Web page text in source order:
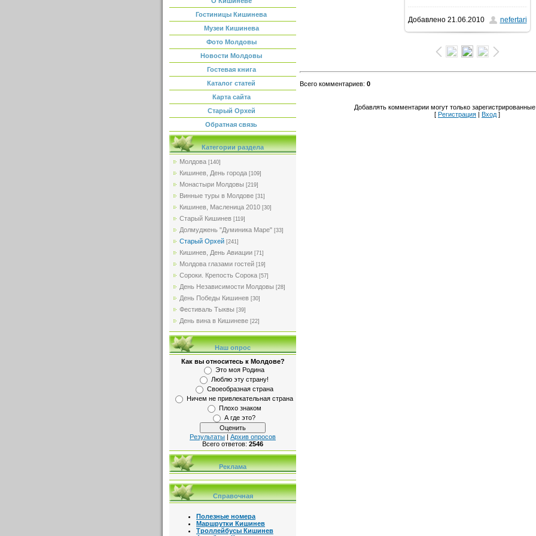
Гостиницы Кишинева
Музеи Кишинева
Фото Молдовы
Новости Молдовы
Гостевая книга
Каталог статей
Карта сайта
Старый Орхей
Обратная связь
Категории раздела
Молдова [140]
Кишинев, День города [109]
Монастыри Молдовы [219]
Винные туры в Молдове [31]
Кишинев, Масленица 2010 [30]
Старый Кишинев [119]
Долмуджень "Думиника Маре" [33]
Старый Орхей [241]
Кишинев, День Авиации [71]
Молдова глазами гостей [19]
Сороки. Крепость Сорока [57]
День Независимости Молдовы [28]
День Победы Кишинев [30]
Фестиваль Тыквы [39]
День вина в Кишиневе [22]
Наш опрос
Как вы относитесь к Молдове?
Это моя Родина
Люблю эту страну!
Своеобразная страна
Ничем не привлекательная страна
Плохо знаком
А где это?
Результаты | Архив опросов
Всего ответов: 2546
Реклама
Справочная
Полезные номера
Маршрутки Кишинев
Троллейбусы Кишинев
800x600/ 193.6Kb
Добавлено21.06.2010 nefertari
Всего комментариев: 0
Добавлять комментарии могут только зарегистрированные
[ Регистрация | Вход ]